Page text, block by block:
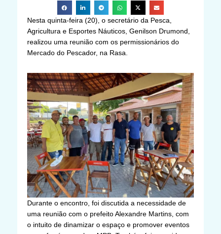
Nesta quinta-feira (20), o secretário da Pesca,
Agricultura e Esportes Náuticos, Genilson Drumond,
realizou uma reunião com os permissionários do
Mercado do Pescador, na Rasa.
Durante o encontro, foi discutida a necessidade de
uma reunião com o prefeito Alexandre Martins, com
o intuito de dinamizar o espaço e promover eventos